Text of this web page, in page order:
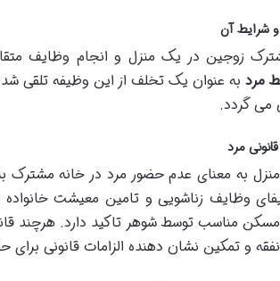
زوجین در یک منزل و انجام وظایف
مردبه عنوان یک تخلف از این وظیفه تلقی
می گردد.
منزل به معنای عدم حضور مرد در خانه
لزوم تامین مسکن مناسب توسط شوهر تاکید دارد.
نفقه و تمکین نشان دهنده الزامات قانونی